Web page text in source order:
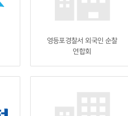
영등포경찰서 외국인 순찰
연합회